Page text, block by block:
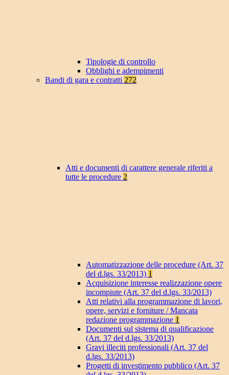
Tipologie di controllo
Obblighi e adempimenti
Bandi di gara e contratti 272
Atti e documenti di carattere generale riferiti a
tutte le procedure 2
Automatizzazione delle procedure (Art. 37
del d.lgs. 33/2013) 1
Acquisizione interesse realizzazione opere
incompiute (Art. 37 del d.lgs. 33/2013)
Atti relativi alla programmazione di lavori,
opere, servizi e forniture / Mancata
redazione programmazione 1
Documenti sul sistema di qualificazione
(Art. 37 del d.lgs. 33/2013)
Gravi illeciti professionali (Art. 37 del
d.lgs. 33/2013)
Progetti di investimento pubblico (Art. 37